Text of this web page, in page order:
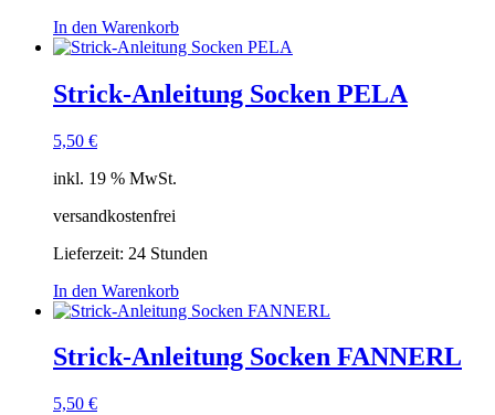
In den Warenkorb
Strick-Anleitung Socken PELA
5,50 €
inkl. 19 % MwSt.
versandkostenfrei
Lieferzeit: 24 Stunden
In den Warenkorb
Strick-Anleitung Socken FANNERL
5,50 €